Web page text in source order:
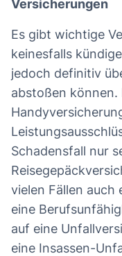
Versicherungen
Es gibt wichtige
keinesfalls
jedoch definitiv
abstoßen
Schadensfall nur
vielen Fällen auch
eine
auf eine
eine Insassen-